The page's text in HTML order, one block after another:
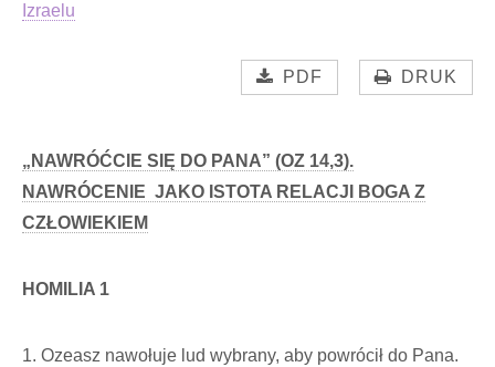
Izraelu
PDF DRUK
„NAWRÓĆCIE SIĘ DO PANA” (OZ 14,3).
NAWRÓCENIE JAKO ISTOTA RELACJI BOGA Z
CZŁOWIEKIEM
HOMILIA 1
1. Ozeasz nawołuje lud wybrany, aby powrócił do Pana.